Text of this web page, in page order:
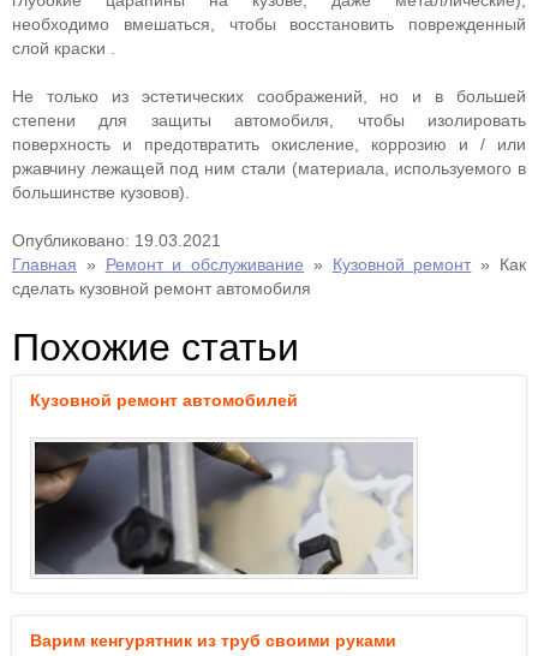
необходимо вмешаться, чтобы восстановить поврежденный
слой краски .
Не только из эстетических соображений, но и в большей
степени для защиты автомобиля, чтобы изолировать
поверхность и предотвратить окисление, коррозию и / или
ржавчину лежащей под ним стали (материала, используемого в
большинстве кузовов).
Опубликовано: 19.03.2021
Главная » Ремонт и обслуживание » Кузовной ремонт » Как
сделать кузовной ремонт автомобиля
Похожие статьи
Кузовной ремонт автомобилей
Варим кенгурятник из труб своими руками